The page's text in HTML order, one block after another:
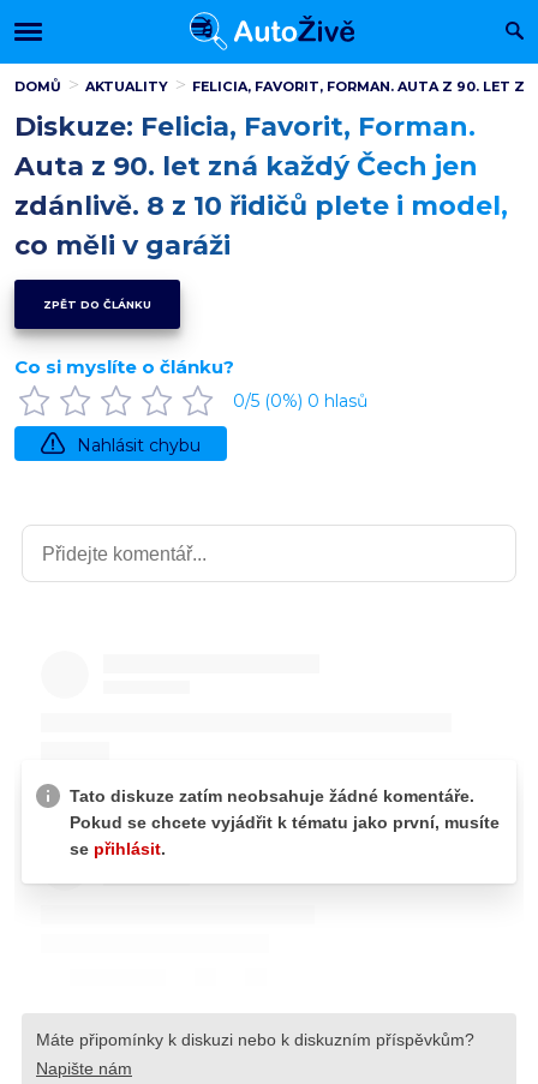
DOMŮ AKTUALITY FELICIA, FAVORIT, FORMAN. AUTA Z 90. LET
Diskuze: Felicia, Favorit, Forman.
Auta z 90. let zná každý Čech jen
zdánlivě. 8 z 10 řidičů plete i model,
co měli v garáži
ZPĚT DO ČLÁNKU
Co si myslíte o článku?
0/5 (0%) 0 hlasů
Nahlásit chybu